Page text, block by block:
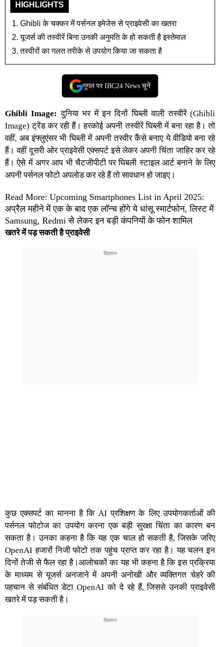
HIGHLIGHTS
Ghibli के चक्कर में पर्सनल इमेजेस से प्राइवेसी का खतरा
यूजर्स की तस्वीरें बिना उनकी अनुमति के हो सकती है इस्तेमाल
तस्वीरों का गलत तरीके से उपयोग किया जा सकता है
गूगल पर IBC24 News चुनें
Ghibli Image:दुनिया भर में इन दिनों घिब्ली वाली तस्वीरें (Ghibli
Image) ट्रेंड कर रही हैं। हरकोई अपनी तस्वीरें घिब्ली में बना रहा है। तो
वहीं, अब इंफ्लुएंसर भी घिब्ली में अपनी तस्वीर कैंसे बनाए ये वीडियो बना रहे
हैं। वहीं दूसरी ओर प्राइवेसी एक्‍सपर्ट इसे लेकर अपनी च‍िंता जाहिर कर रहे
हैं। ऐसे में अगर आप भी चैटजीपीटी पर घिबली स्‍टाइल आर्ट बनाने के ल‍िए
अपनी पर्सनल फोटो अपलोड कर रहे हैं तो सावधान हो जाइए।
Read More: Upcoming Smartphones List in April 2025:
अप्रैल महीने में एक के बाद एक लॉन्च होंगे ये धांसू स्मार्टफोन, लिस्ट में
Samsung, Redmi से लेकर इन बड़ी कंपनियों के फोन शामिल
खतरे में पड़ सकती है प्राइवेसी
कुछ एक्‍सपर्ट का मानना है कि AI प्रशिक्षण के लिए उपयोगकर्ताओं की
पर्सनल फोटोज का उपयोग करना एक बड़ी सुरक्षा चिंता का कारण बन
सकता है। उनका कहना है कि यह एक चाल हो सकती है, जिसके जरिए
OpenAI हजारों निजी फोटो तक पहुंच प्राप्त कर रहा है। यह चलन इन
दिनों तेजी से फैल रहा है।आलोचकों का यह भी कहना है कि इस प्रक्रिया
के माध्यम से यूजर्स अनजाने में अपनी अनोखी और व्यक्तिगत चेहरे की
पहचान से संबंधित डेटा OpenAI को दे रहे हैं, जिससे उनकी प्राइवेसी
खतरे में पड़ सकती है।